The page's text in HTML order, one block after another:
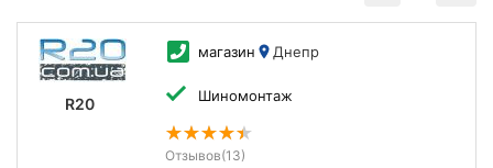
R20
магазин Днепр
Шиномонтаж
Отзывов(13)